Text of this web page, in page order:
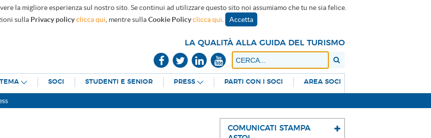
la migliore esperienza sul nostro sito. Se continui ad utilizzare questo sito noi assumiamo che tu ne sia felice.
sulla Privacy policy clicca qui , mentre sullaCookie Policy clicca qui Accetta
LA QUALITÀ ALLA GUIDA DEL TURISMO
SOCI STUDENTI E SENIOR PRESS PARTI CON I SOCI AREA SOCI
COMUNICATI STAMPA